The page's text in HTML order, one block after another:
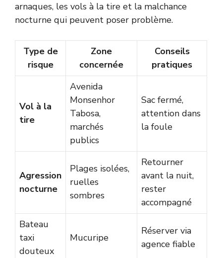
arnaques, les vols à la tire et la malchance
nocturne qui peuvent poser problème.
Type de
risque
Zone
concernée
Conseils
pratiques
Vol à la
tire
Avenida
Monsenhor
Tabosa,
marchés
publics
Sac fermé,
attention dans
la foule
Agression
nocturne
Plages isolées,
ruelles
sombres
Retourner
avant la nuit,
rester
accompagné
Bateau
taxi
douteux
Mucuripe
Réserver via
agence fiable